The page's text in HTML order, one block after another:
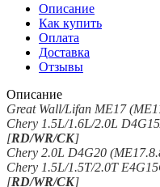
Описание
Как купить
Оплата
Доставка
Отзывы
Описание
Great Wall/Lifan ME17
Chery 1.5L/1.6L/2.0L
[RD/WR/CK]
Chery 2.0L D4G20
Chery 1.5L/1.5T/2.0T
[RD/WR/CK]